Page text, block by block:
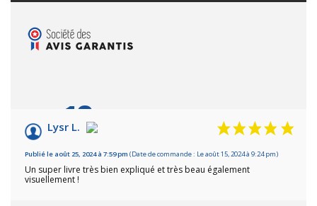
10/10
Basé sur 4 avis
Lysr L.
Publié le août 25, 2024 à 7:59 pm (Date de commande : Le août 15, 2024 à 9:24 pm)
Un super livre très bien expliqué et très beau également
visuellement !